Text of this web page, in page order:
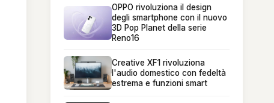
OPPO rivoluziona il design
degli smartphone con il nuovo
3D Pop Planet della serie
Reno16
Creative XF1 rivoluziona
l'audio domestico con fedeltà
estrema e funzioni smart